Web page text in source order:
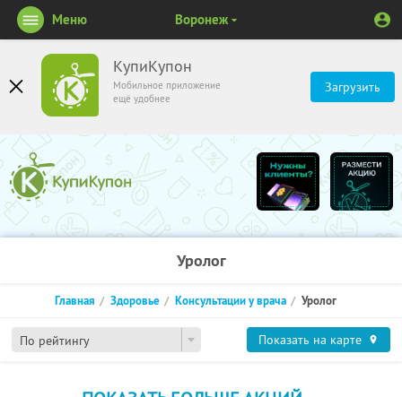
КупиКупон
Мобильное приложение
ещё удобнее
Загрузить
Меню Воронеж
Уролог
По рейтингу
Главная Здоровье Консультации у врача Уролог
Показать на карте